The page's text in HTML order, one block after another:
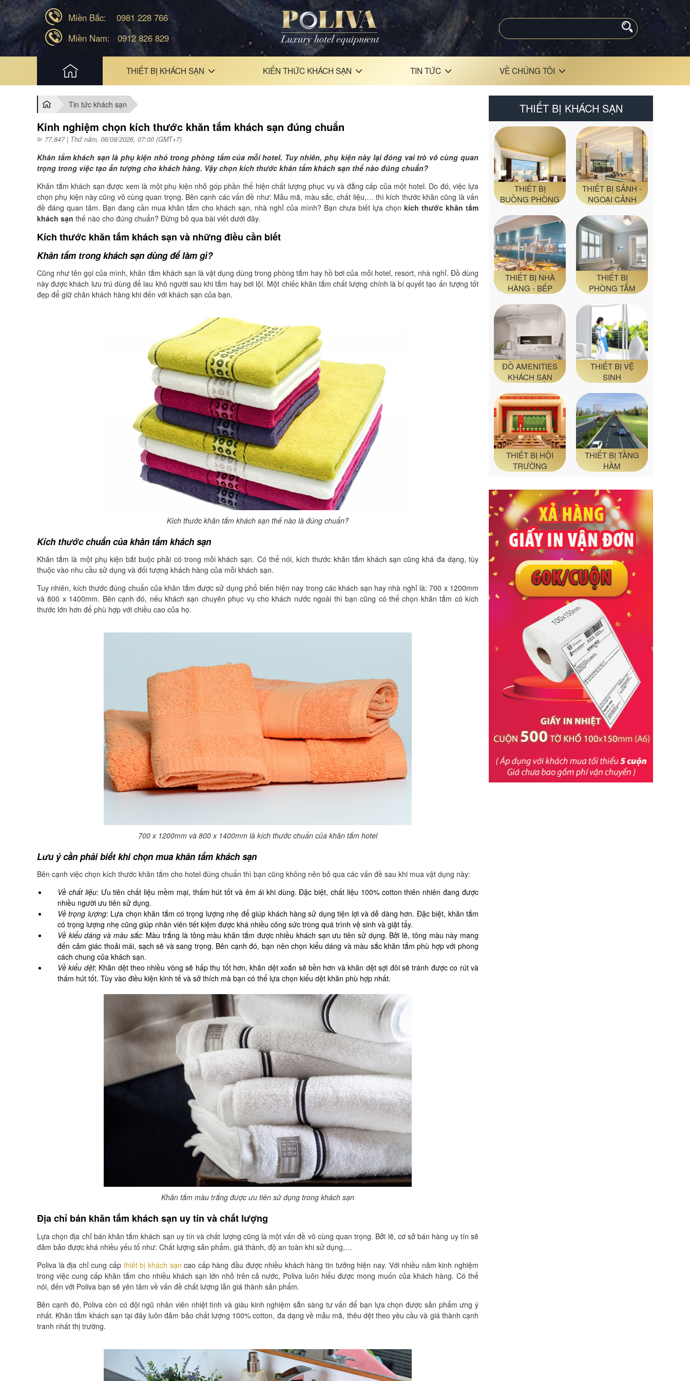
Miền Bắc:
0981 228 766
Miền Nam:
0912 826 829
THIẾT BỊ KHÁCH SẠN KIẾN THỨC KHÁCH SẠN TIN TỨC VỀ CHÚNG TÔI
Tin tức khách sạn
Kinh nghiệm chọn kích thước khăn tắm khách sạn đúng chuẩn
77,847 | Thứ năm, 06/08/2026, 07:00 (GMT+7)
Khăn tắm khách sạn là phụ kiện nhỏ trong phòng tắm của mỗi hotel. Tuy nhiên, phụ kiện này lại đóng vai trò vô cùng quan
trọng trong việc tạo ấn tượng cho khách hàng. Vậy chọn kích thước khăn tắm khách sạn thế nào đúng chuẩn?
Khăn tắm khách sạn được xem là một phụ kiện nhỏ góp phần thể hiện chất lượng phục vụ và đẳng cấp của một hotel. Do đó, việc lựa
chọn phụ kiện này cũng vô cùng quan trọng. Bên cạnh các vấn đề như: Mẫu mã, màu sắc, chất liệu,… thì kích thước khăn cũng là vấn
đề đáng quan tâm. Bạn đang cần mua khăn tắm cho khách sạn, nhà nghỉ của mình? Bạn chưa biết lựa chọn kích thước khăn tắm
khách sạn thế nào cho đúng chuẩn? Đừng bỏ qua bài viết dưới đây.
Kích thước khăn tắm khách sạn và những điều cần biết
Khăn tắm trong khách sạn dùng để làm gì?
Cũng như tên gọi của mình, khăn tắm khách sạn là vật dụng dùng trong phòng tắm hay hồ bơi của mỗi hotel, resort, nhà nghỉ. Đồ dùng
này được khách lưu trú dùng để lau khô người sau khi tắm hay bơi lội. Một chiếc khăn tắm chất lượng chính là bí quyết tạo ấn tượng tốt
đẹp để giữ chân khách hàng khi đến với khách sạn của bạn.
Kích thước khăn tắm khách sạn thế nào là đúng chuẩn?
Kích thước chuẩn của khăn tắm khách sạn
Khăn tắm là một phụ kiện bắt buộc phải có trong mỗi khách sạn. Có thể nói, kích thước khăn tắm khách sạn cũng khá đa dạng, tùy
thuộc vào nhu cầu sử dụng và đối tượng khách hàng của mỗi khách sạn.
Tuy nhiên, kích thước đúng chuẩn của khăn tắm được sử dụng phổ biến hiện nay trong các khách sạn hay nhà nghỉ là: 700 x 1200mm
và 800 x 1400mm. Bên cạnh đó, nếu khách sạn chuyên phục vụ cho khách nước ngoài thì bạn cũng có thể chọn khăn tắm có kích
thước lớn hơn để phù hợp với chiều cao của họ.
700 x 1200mm và 800 x 1400mm là kích thước chuẩn của khăn tắm hotel
Lưu ý cần phải biết khi chọn mua khăn tắm khách sạn
Bên cạnh việc chọn kích thước khăn tắm cho hotel đúng chuẩn thì bạn cũng không nên bỏ qua các vấn đề sau khi mua vật dụng này:
Về chất liệu: Ưu tiên chất liệu mềm mại, thấm hút tốt và êm ái khi dùng. Đặc biệt, chất liệu 100% cotton thiên nhiên đang được
nhiều người ưu tiên sử dụng.
Về trọng lượng: Lựa chọn khăn tắm có trọng lượng nhẹ để giúp khách hàng sử dụng tiện lợi và dễ dàng hơn. Đặc biệt, khăn tắm
có trọng lượng nhẹ cũng giúp nhân viên tiết kiệm được khá nhiều công sức trong quá trình vệ sinh và giặt tẩy.
Về kiểu dáng và màu sắc: Màu trắng là tông màu khăn tắm được nhiều khách sạn ưu tiên sử dụng. Bởi lẽ, tông màu này mang
đến cảm giác thoải mái, sạch sẽ và sang trọng. Bên cạnh đó, bạn nên chọn kiểu dáng và màu sắc khăn tắm phù hợp với phong
cách chung của khách sạn.
Về kiểu dệt: Khăn dệt theo nhiều vòng sẽ hấp thụ tốt hơn, khăn dệt xoắn sẽ bền hơn và khăn dệt sợi đôi sẽ tránh được co rút và
thấm hút tốt. Tùy vào điều kiện kinh tế và sở thích mà bạn có thể lựa chọn kiểu dệt khăn phù hợp nhất.
Khăn tắm màu trắng được ưu tiên sử dụng trong khách sạn
Địa chỉ bán khăn tắm khách sạn uy tín và chất lượng
Lựa chọn địa chỉ bán khăn tắm khách sạn uy tín và chất lượng cũng là một vấn đề vô cùng quan trọng. Bởi lẽ, cơ sở bán hàng uy tín sẽ
đảm bảo được khá nhiều yếu tố như: Chất lượng sản phẩm, giá thành, độ an toàn khi sử dụng,…
Poliva là địa chỉ cung cấp thiết bị khách sạn cao cấp hàng đầu được nhiều khách hàng tin tưởng hiện nay. Với nhiều năm kinh nghiệm
trong việc cung cấp khăn tắm cho nhiều khách sạn lớn nhỏ trên cả nước, Poliva luôn hiểu được mong muốn của khách hàng. Có thể
nói, đến với Poliva bạn sẽ yên tâm về vấn đề chất lượng lẫn giá thành sản phẩm.
Bên cạnh đó, Poliva còn có đội ngũ nhân viên nhiệt tình và giàu kinh nghiệm sẵn sàng tư vấn để bạn lựa chọn được sản phẩm ưng ý
nhất. Khăn tắm khách sạn tại đây luôn đảm bảo chất lượng 100% cotton, đa dạng về mẫu mã, thêu dệt theo yêu cầu và giá thành cạnh
tranh nhất thị trường.
THIẾT BỊ KHÁCH SẠN
THIẾT BỊ
BUỒNG PHÒNG
THIẾT BỊ SẢNH -
NGOẠI CẢNH
THIẾT BỊ NHÀ
HÀNG - BẾP
THIẾT BỊ
PHÒNG TẮM
ĐỒ AMENITIES
KHÁCH SẠN
THIẾT BỊ VỆ
SINH
THIẾT BỊ HỘI
TRƯỜNG
THIẾT BỊ TẦNG
HẦM